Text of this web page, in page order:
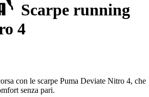
Scarpe running
4
con le scarpe Puma Deviate Nitro 4, che
senza pari.